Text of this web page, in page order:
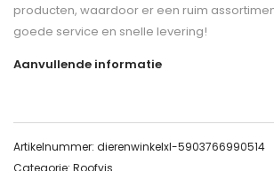
producten, waardoor er een ruim
goede service en snelle levering!
Aanvullende informatie
Artikelnummer: dierenwinkelxl-5903766990514
Categorie: Roofvis